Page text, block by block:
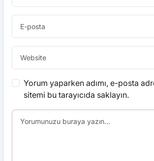
Yorum yaparken adımı, e-posta
sitemi bu tarayıcıda saklayın.